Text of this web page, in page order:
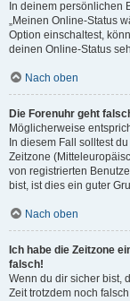
In deinem persönlichen
„Meinen Online-Status
Option einschaltest,
deinen Online-Status
Nach oben
Die Forenuhr geht
Möglicherweise
In diesem Fall solltest
Zeitzone
von registrierten
bist, ist dies ein guter
Nach oben
Ich habe die Zeitzone
falsch!
Wenn du dir sicher bist,
Zeit trotzdem noch